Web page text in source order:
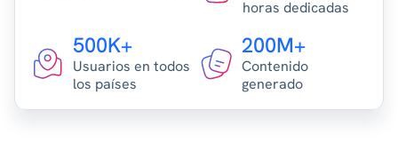
horas dedicadas
500K+
Usuarios en todos
los países
200M+
Contenido
generado